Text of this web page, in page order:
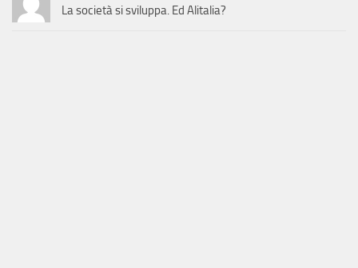
La società si sviluppa. Ed Alitalia?